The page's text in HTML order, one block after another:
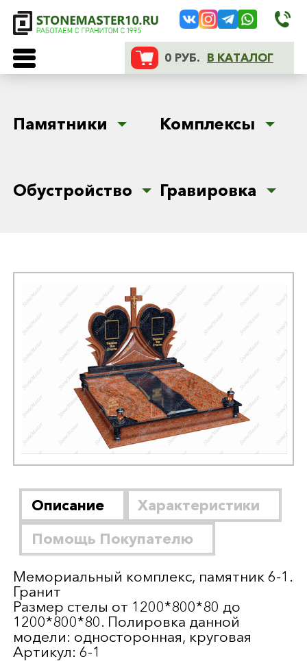
0 РУБ. В КАТАЛОГ
Памятники Комплексы
Обустройство Гравировка
Описание
Характеристики
Помощь Покупателю
Мемориальный комплекс, памятник 6-1.
Гранит
Размер стелы от 1200*800*80 до
1200*800*80. Полировка данной
модели: односторонная, круговая
Артикул: 6-1